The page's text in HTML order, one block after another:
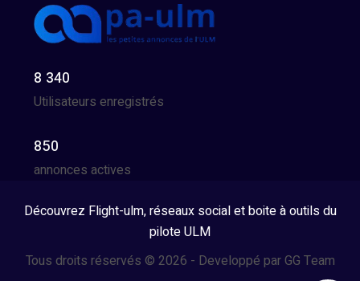
8 340
Utilisateurs enregistrés
850
annonces actives
Découvrez Flight-ulm, réseaux social et boite à outils du
pilote ULM
Tous droits réservés © 2026 - Developpé par GG Team